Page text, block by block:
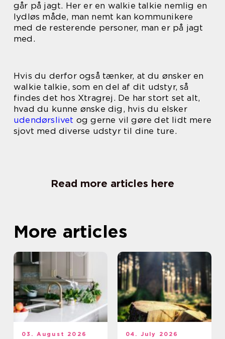
går på jagt. Her er en walkie talkie nemlig en
lydløs måde, man nemt kan kommunikere
med de resterende personer, man er på jagt
med.
Hvis du derfor også tænker, at du ønsker en
walkie talkie, som en del af dit udstyr, så
findes det hos Xtragrej. De har stort set alt,
hvad du kunne ønske dig, hvis du elsker
udendørslivet og gerne vil gøre det lidt mere
sjovt med diverse udstyr til dine ture.
Read more articles here
More articles
03. August 2026 04. July 2026